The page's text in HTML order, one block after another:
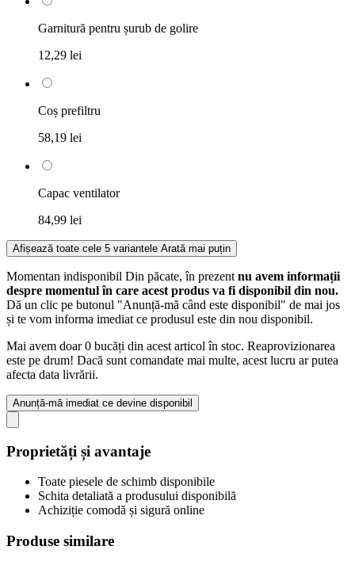
Garnitură pentru șurub de golire
12,29 lei
Coș prefiltru
58,19 lei
Capac ventilator
84,99 lei
Afișează toate cele 5 variantele Arată mai puțin
Momentan indisponibil Din păcate, în prezent nu avem informații
despre momentul în care acest produs va fi disponibil din nou.
Dă un clic pe butonul "Anunță-mă când este disponibil" de mai jos
și te vom informa imediat ce produsul este din nou disponibil.
Mai avem doar 0 bucăți din acest articol în stoc. Reaprovizionarea
este pe drum! Dacă sunt comandate mai multe, acest lucru ar putea
afecta data livrării.
Anunță-mă imediat ce devine disponibil
Proprietăți și avantaje
Toate piesele de schimb disponibile
Schita detaliată a produsului disponibilă
Achiziție comodă și sigură online
Produse similare